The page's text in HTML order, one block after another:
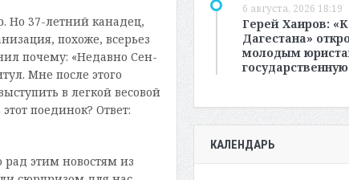
Но 37-летний канадец,
похоже, всерьез
почему: «Недавно Сен-
Мне после этого
в легкой весовой
поединок? Ответ:
рад этим новостям из
6 августа, 2026 18:19
Герей Хаиров:
Дагестана»
молодым
КАЛЕНДАРЬ